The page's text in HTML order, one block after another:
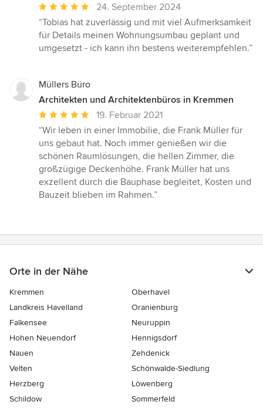
Durchschnittliche
Bewertung:
5
von
24. September 2024
“Tobias hat zuverlässig und mit viel Aufmerksamkeit
für Details meinen Wohnungsumbau geplant und
umgesetzt - ich kann ihn bestens weiterempfehlen.”
Müllers Büro
Architekten und Architektenbüros in Kremmen
Durchschnittliche
Bewertung:
5
von
5
Sternen
19. Februar 2021
“Wir leben in einer Immobilie, die Frank Müller für
uns gebaut hat. Noch immer genießen wir die
schönen Raumlösungen, die hellen Zimmer, die
großzügige Deckenhöhe. Frank Müller hat uns
exzellent durch die Bauphase begleitet, Kosten und
Bauzeit blieben im Rahmen.”
Orte in der Nähe
Kremmen
Oberhavel
Landkreis Havelland
Oranienburg
Falkensee
Neuruppin
Hohen Neuendorf
Hennigsdorf
Nauen
Zehdenick
Velten
Schönwalde-Siedlung
Herzberg
Löwenberg
Schildow
Sommerfeld